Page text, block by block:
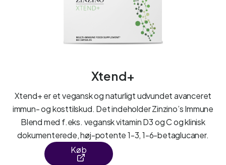
Xtend+
Xtend+ er et vegansk og naturligt udvundet avanceret
immun- og kosttilskud. Det indeholder Zinzino’s Immune
Blend med f.eks. vegansk vitamin D3 og C og klinisk
dokumenterede, høj-potente 1-3, 1-6-betaglucaner.
Køb